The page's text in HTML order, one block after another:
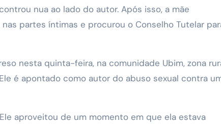
nua ao lado do autor. Após isso, a mãe
partes íntimas e procurou o Conselho Tutelar
nesta quinta-feira, na comunidade Ubim, zona
é apontado como autor do abuso sexual contra
aproveitou de um momento em que ela estava